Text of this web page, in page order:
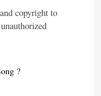
copyright to
?